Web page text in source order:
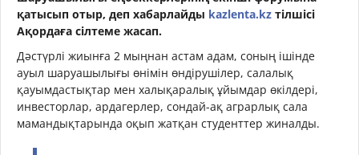
қатысып отыр, деп хабарлайды kazlenta.kz тілшісі
Ақордаға сілтеме жасап.
Дәстүрлі жиынға 2 мыңнан астам адам, соның ішінде
ауыл шаруашылығы өнімін өндірушілер, салалық
қауымдастықтар мен халықаралық ұйымдар өкілдері,
инвесторлар, ардагерлер, сондай-ақ аграрлық сала
мамандықтарында оқып жатқан студенттер жиналды.